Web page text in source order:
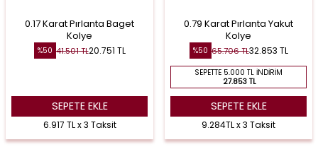
0.17 Karat Pırlanta Baget
Kolye
%50 41.501TL20.751 TL
SEPETE EKLE
6.917 TL x 3 Taksit
0.79 Karat Pırlanta Yakut
Kolye
%50 65.706TL32.853 TL
SEPETTE 5.000 TL İNDIRIM
27.853 TL
SEPETE EKLE
9.284TL x 3 Taksit